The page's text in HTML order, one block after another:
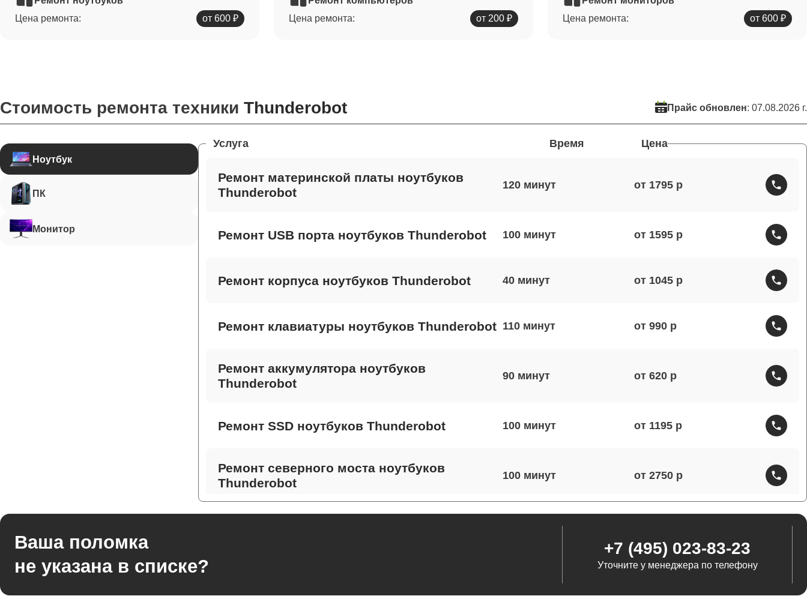
Цена ремонта:
от 600 ₽
Цена ремонта:
от 200 ₽
Цена ремонта:
от 600 ₽
Стоимость ремонта техники Thunderobot Прайс обновлен: 07.08.2026 г.
Ноутбук
ПК
Монитор
Услуга Время Цена
Ремонт материнской платы ноутбуков
Thunderobot
120 от 1795
Ремонт USB порта ноутбуков Thunderobot 100 от 1595
Ремонт корпуса ноутбуков Thunderobot 40 от 1045
Ремонт клавиатуры ноутбуков Thunderobot 110 от 990
Ремонт аккумулятора ноутбуков
Thunderobot
90 от 620
Ремонт SSD ноутбуков Thunderobot 100 от 1195
Ремонт северного моста ноутбуков
Thunderobot
100 от 2750
Ваша поломка
не указана в списке?
+7 (495) 023-83-23
Уточните у менеджера по телефону